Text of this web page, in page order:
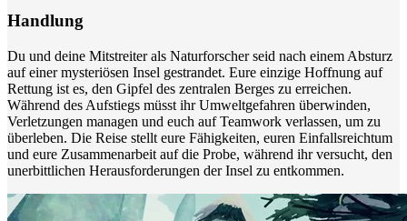
Handlung
Du und deine Mitstreiter als Naturforscher seid nach einem Absturz
auf einer mysteriösen Insel gestrandet. Eure einzige Hoffnung auf
Rettung ist es, den Gipfel des zentralen Berges zu erreichen.
Während des Aufstiegs müsst ihr Umweltgefahren überwinden,
Verletzungen managen und euch auf Teamwork verlassen, um zu
überleben. Die Reise stellt eure Fähigkeiten, euren Einfallsreichtum
und eure Zusammenarbeit auf die Probe, während ihr versucht, den
unerbittlichen Herausforderungen der Insel zu entkommen.